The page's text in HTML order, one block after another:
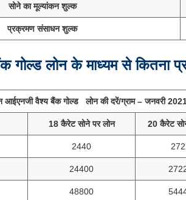
सोने का मूल्यांकन शुल्क
प्रक्रमण संसाधन शुल्क
गोल्ड लोन के माध्यम से कितना
आईएनजी वैश्य बैंक गोल्ड लोन की दरें/ग्राम – जनवरी
18 कैरेट सोने पर लोन 20 कैरेट
2440
24400
48800